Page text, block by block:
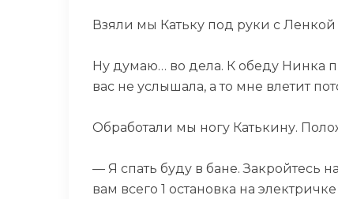
Взяли мы Катьку под руки с
Ну думаю… во дела. К обеду Нинка
вас не услышала, а то мне влетит
Обработали мы ногу Катькину.
— Я спать буду в бане. Закройтесь
вам всего 1 остановка на